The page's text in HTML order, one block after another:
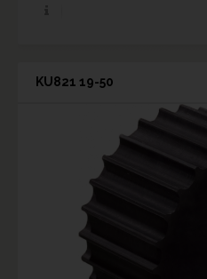
KU821 19-50